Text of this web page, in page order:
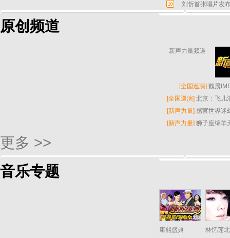
刘忻首张唱片发
原创频道
新声力量频道
[全国巡演] 魏晨
[全国巡演] 北京：飞儿
[新声力量] 感官世界迷
[新声力量] 狮子座绵羊
更多 >>
音乐专题
康熙盛典 林忆莲